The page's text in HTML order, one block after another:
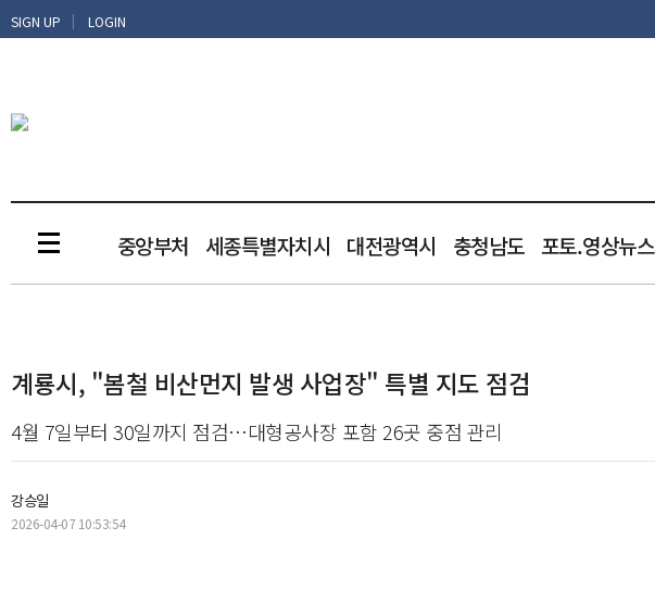
SIGN UP | LOGIN
중앙부처 세종특별자치시 대전광역시 충청남도 포토.영상뉴스
계룡시, "봄철 비산먼지 발생 사업장" 특별 지도 점검
4월 7일부터 30일까지 점검…대형공사장 포함 26곳 중점 관리
강승일
2026-04-07 10:53:54